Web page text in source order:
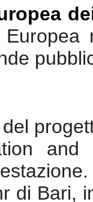
and
di Bari,